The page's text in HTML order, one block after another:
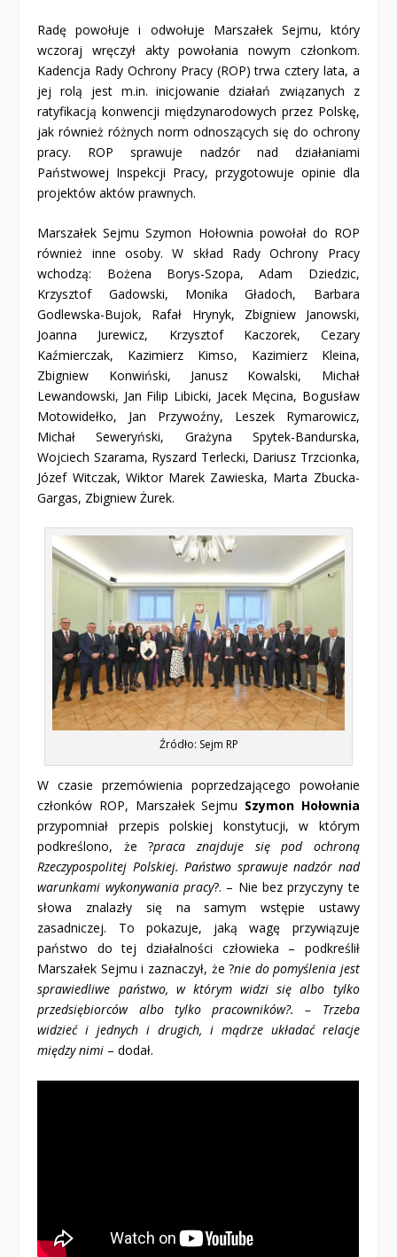
Radę powołuje i odwołuje Marszałek Sejmu, który
wczoraj wręczył akty powołania nowym członkom.
Kadencja Rady Ochrony Pracy (ROP) trwa cztery lata, a
jej rolą jest m.in. inicjowanie działań związanych z
ratyfikacją konwencji międzynarodowych przez Polskę,
jak również różnych norm odnoszących się do ochrony
pracy. ROP sprawuje nadzór nad działaniami
Państwowej Inspekcji Pracy, przygotowuje opinie dla
projektów aktów prawnych.
Marszałek Sejmu Szymon Hołownia powołał do ROP
również inne osoby. W skład Rady Ochrony Pracy
wchodzą: Bożena Borys-Szopa, Adam Dziedzic,
Krzysztof Gadowski, Monika Gładoch, Barbara
Godlewska-Bujok, Rafał Hrynyk, Zbigniew Janowski,
Joanna Jurewicz, Krzysztof Kaczorek, Cezary
Kaźmierczak, Kazimierz Kimso, Kazimierz Kleina,
Zbigniew Konwiński, Janusz Kowalski, Michał
Lewandowski, Jan Filip Libicki, Jacek Męcina, Bogusław
Motowidełko, Jan Przywoźny, Leszek Rymarowicz,
Michał Seweryński, Grażyna Spytek-Bandurska,
Wojciech Szarama, Ryszard Terlecki, Dariusz Trzcionka,
Józef Witczak, Wiktor Marek Zawieska, Marta Zbucka-
Gargas, Zbigniew Żurek.
Źródło: Sejm RP
W czasie przemówienia poprzedzającego powołanie
członków ROP, Marszałek Sejmu Szymon Hołownia
przypomniał przepis polskiej konstytucji, w którym
podkreślono, że ?praca znajduje się pod ochroną
Rzeczypospolitej Polskiej. Państwo sprawuje nadzór nad
warunkami wykonywania pracy?. – Nie bez przyczyny te
słowa znalazły się na samym wstępie ustawy
zasadniczej. To pokazuje, jaką wagę przywiązuje
państwo do tej działalności człowieka – podkreślił
Marszałek Sejmu i zaznaczył, że ?nie do pomyślenia jest
sprawiedliwe państwo, w którym widzi się albo tylko
przedsiębiorców albo tylko pracowników?. – Trzeba
widzieć i jednych i drugich, i mądrze układać relacje
między nimi – dodał.